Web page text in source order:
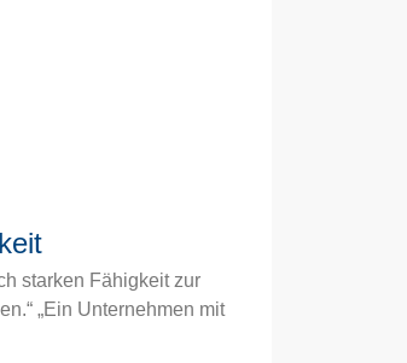
starken Fähigkeit zur
„Ein Unternehmen mit